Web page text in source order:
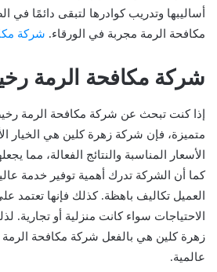
أساليبها وتدريب كوادرها لتبقى دائمًا
مكافحة الرمة مجربة في الورقاء. شركة
شركة مكافحة الرمة
إذا كنت تبحث عن شركة مكافحة الرمة
متميزة، فإن شركة زهرة كلين هي الخيار
الأسعار المناسبة والنتائج الفعالة، مما
كما أن الشركة تدرك أهمية توفير خدمة
العميل تكاليف باهظة. كذلك فإنها
الاحتياجات سواء كانت منزلية أو تجارية.
زهرة كلين هي بالفعل شركة مكافحة الرمة
عالمية.